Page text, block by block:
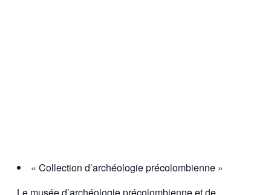
« Collection d’archéologie précolombienne »